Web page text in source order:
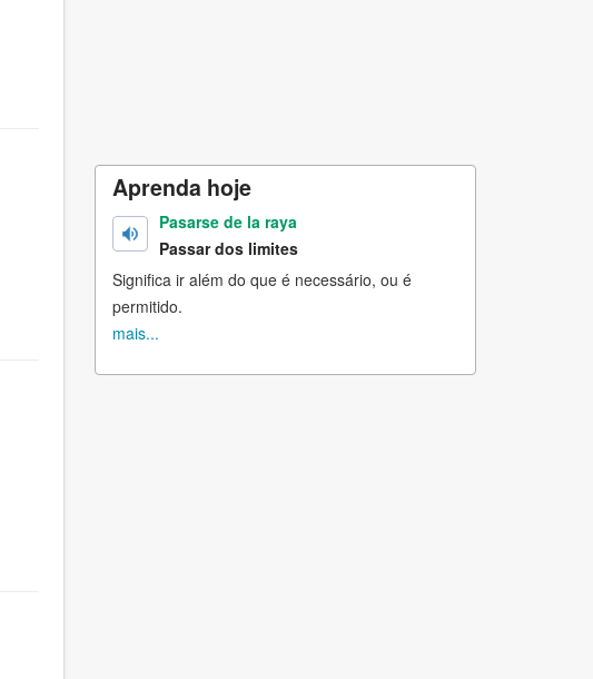
Aprenda hoje
Pasarse de la raya
Passar dos limites
Significa ir além do que é necessário, ou é
permitido.
mais...